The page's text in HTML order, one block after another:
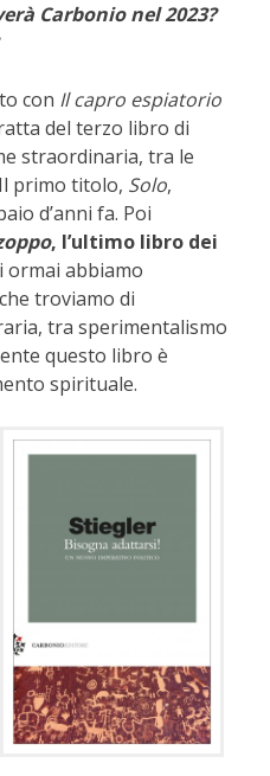
Carbonio nel 2023?
con Il capro espiatorio
del terzo libro di
straordinaria, tra le
primo titolo, Solo,
d’anni fa. Poi
, l’ultimo libro dei
ormai abbiamo
troviamo di
tra sperimentalismo
questo libro è
spirituale.